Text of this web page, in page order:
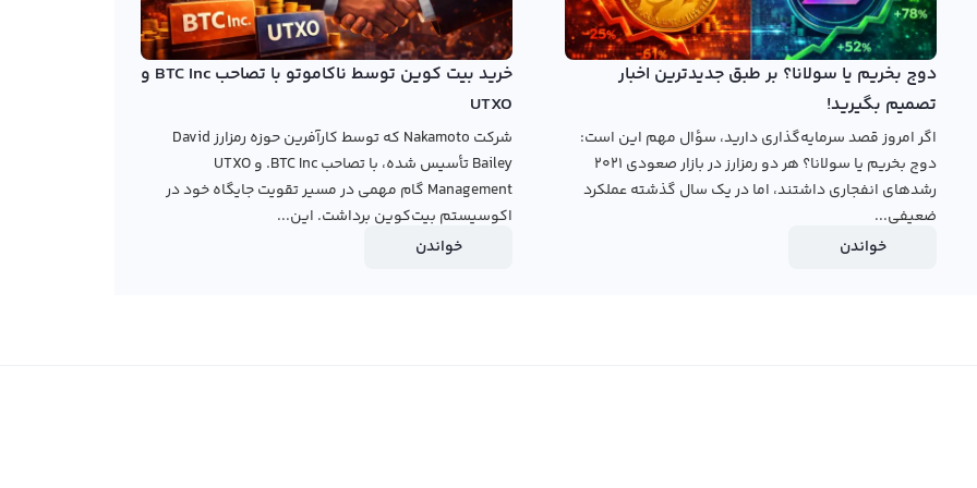
در خرید و فروش ترایب سرمایه‌گذاری کنید. این صرافی ارز
که با استفاده از آنها می‌توانید با قیمت جهانی ترایب را به
در پنل معامله حرفه‌ای، می‌توانید با دیگر کاربران به صورت
یا فروخته کنید.
قیمت ترایب
دوج بخریم یا سولانا؟ بر طبق جدیدترین اخبار
تصمیم بگیرید!
اگر امروز قصد سرمایه‌گذاری دارید، سؤال مهم این است:
دوج بخریم یا سولانا؟ هر دو رمزارز در بازار صعودی ۲۰۲۱
رشدهای انفجاری داشتند، اما در یک سال گذشته عملکرد
ضعیفی...
خواندن
خرید بیت کوین توسط ناکاموتو با تصاحب BTC Inc و
UTXO
شرکت Nakamoto که توسط کارآفرین حوزه رمزارز David
Bailey تأسیس شده، با تصاحب BTC Inc. و UTXO
Management گام مهمی در مسیر تقویت جایگاه خود در
اکوسیستم بیت‌کوین برداشت. این...
خواندن